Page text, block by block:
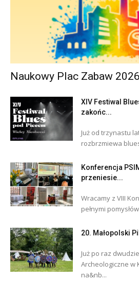
Naukowy Plac Zabaw 2026
XIV Festiwal
zakońc...
Już od trzynastu
rozbrzmiewa
Konferencja
przeniesie...
Wracamy z VIII
pełnymi
20. Małopolski
Już po raz
Archeologiczne w
na&nb...